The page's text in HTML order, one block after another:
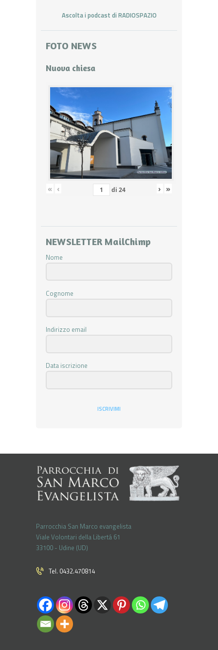
Ascolta i podcast di RADIOSPAZIO
FOTO NEWS
Nuova chiesa
« ‹ di 24 › »
NEWSLETTER MailChimp
Nome
Cognome
Indirizzo email
Data iscrizione
ISCRIVIMI
Parrocchia San Marco evangelista
Viale Volontari della Libertá 61
33100 - Udine (UD)
Tel. 0432.470814